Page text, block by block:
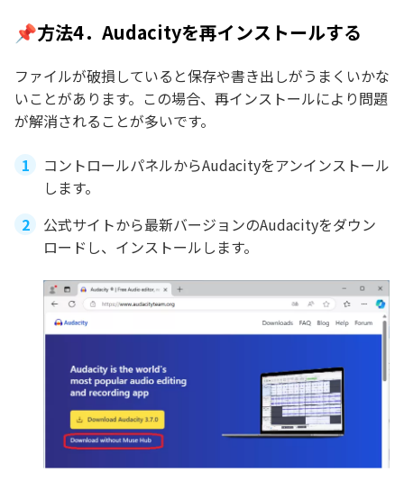
📌方法4．Audacityを再インストールする
ファイルが破損していると保存や書き出しがうまくいかな
いことがあります。この場合、再インストールにより問題
が解消されることが多いです。
コントロールパネルからAudacityをアンインストール
します。
公式サイトから最新バージョンのAudacityをダウン
ロードし、インストールします。